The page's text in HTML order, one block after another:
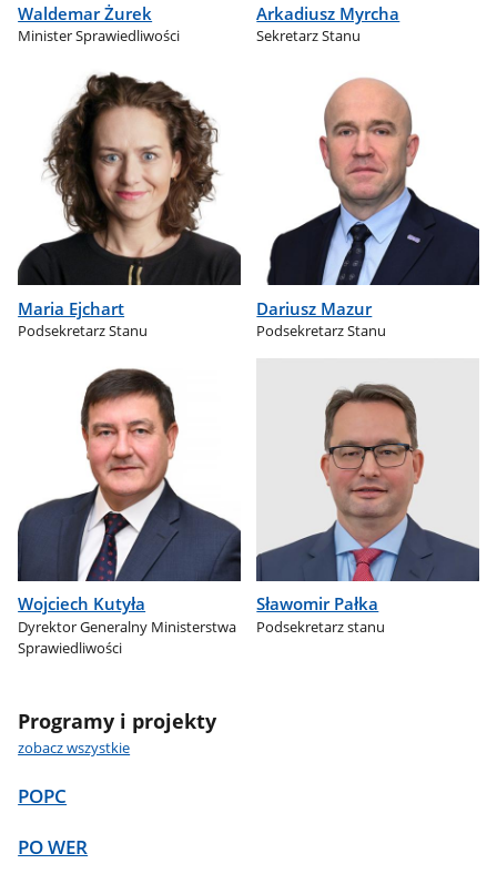
Waldemar Żurek
Minister Sprawiedliwości
Arkadiusz Myrcha
Sekretarz Stanu
Maria Ejchart
Podsekretarz Stanu
Dariusz Mazur
Podsekretarz Stanu
Wojciech Kutyła
Dyrektor Generalny Ministerstwa
Sprawiedliwości
Sławomir Pałka
Podsekretarz stanu
Programy i projekty
zobacz wszystkie
POPC
PO WER